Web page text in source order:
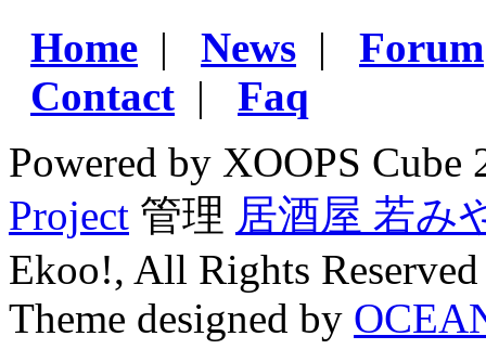
Home | News | Forum
Contact | Faq
Powered by XOOPS
Project 管理 居酒屋 若み
Ekoo!, All Rights Reserved
Theme designed by